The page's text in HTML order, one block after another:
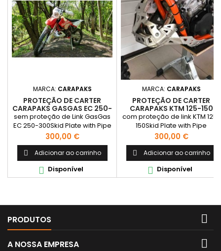
MARCA: CARAPAKS
PROTEÇÃO DE CARTER
CARAPAKS GASGAS EC 250-
300 2018/19 SEM PROT. LINK
sem proteção de Link GasGas
EC 250-300Skid Plate with Pipe
GuardMY2018-2019
Preço
300,00 €
 Adicionar ao carrinho
 Disponível
MARCA: CARAPAKS
PROTEÇÃO DE CARTER
CARAPAKS KTM 125-150
2013/16 SEM PROT. LINK
com proteção de link KTM 125-
150Skid Plate with Pipe
GuardMY2013-2016
Preço
300,00 €
 Adicionar ao carrinho
 Disponível
PRODUTOS 
A NOSSA EMPRESA 